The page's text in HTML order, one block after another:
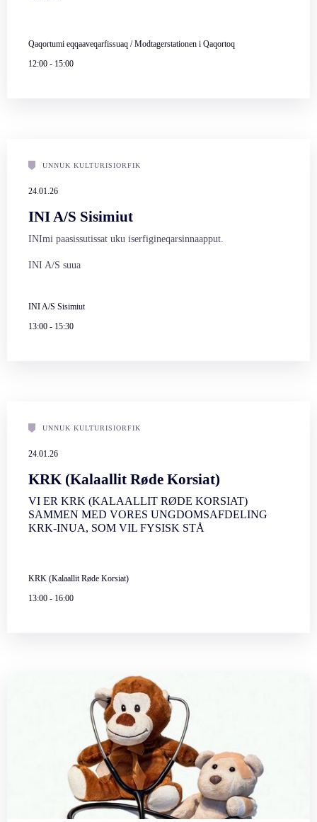
Qaqortumi eqqaaveqarfissuaq / Modtagerstationen i Qaqortoq
12:00 - 15:00
UNNUK KULTURISIORFIK
24.01.26
INI A/S Sisimiut
INImi paasissutissat uku iserfigineqarsinnaapput.
INI A/S suua
INI A/S Sisimiut
13:00 - 15:30
UNNUK KULTURISIORFIK
24.01.26
KRK (Kalaallit Røde Korsiat)
VI ER KRK (KALAALLIT RØDE KORSIAT)
SAMMEN MED VORES UNGDOMSAFDELING
KRK-INUA, SOM VIL FYSISK STÅ
KRK (Kalaallit Røde Korsiat)
13:00 - 16:00